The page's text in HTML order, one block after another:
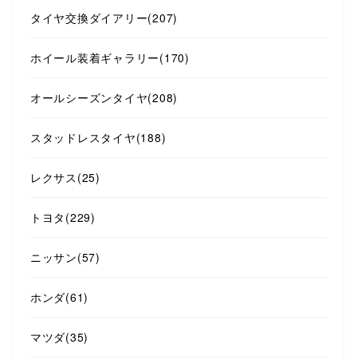
タイヤ交換ダイアリー(207)
ホイール装着ギャラリー(170)
オールシーズンタイヤ(208)
スタッドレスタイヤ(188)
レクサス (25)
トヨタ (229)
ニッサン(57)
ホンダ(61)
マツダ(35)